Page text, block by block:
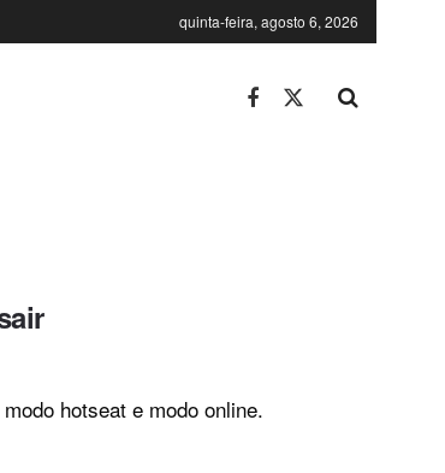
quinta-feira, agosto 6, 2026
hotseat e modo online.